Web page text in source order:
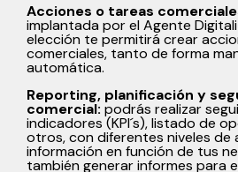
Acciones o tareas
implantada por el Agente
elección te permitirá crear
comerciales, tanto de forma
automática.
Reporting, planificación y
comercial: podrás realizar
indicadores (KPI´s), listado de
otros, con diferentes niveles de
información en función de tus
también generar informes para